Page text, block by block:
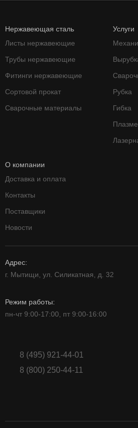
Нержавеющая сталь
Листы нержавеющие
Трубы нержавеющие
Фитинги нержавеющие
Сортовой прокат
Сварочные материалы
Услуги
Рубка
Гибка
О компании
Доставка и оплата
Контакты
Поставщики
Новости
Адрес:
г. Мытищи, ул. Силикатная, д. 32
Режим работы:
пн-чт 9:00-17:00, пт 9:00-16:00
8 (495) 921-44-01
8 (800) 250-44-11